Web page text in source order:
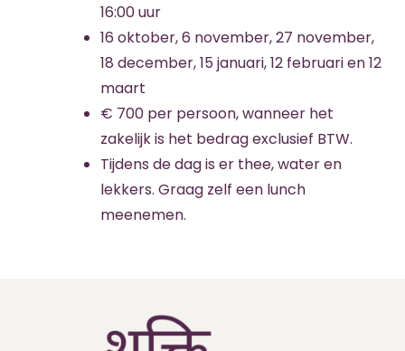
16:00 uur
16 oktober, 6 november, 27 november,
18 december, 15 januari, 12 februari en 12
maart
€ 700 per persoon, wanneer het
zakelijk is het bedrag exclusief BTW.
Tijdens de dag is er thee, water en
lekkers. Graag zelf een lunch
meenemen.